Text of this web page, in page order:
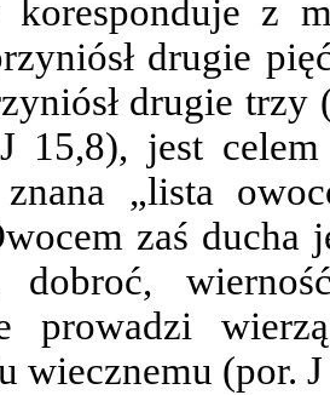
z
drugie
drugie trzy
15,8), jest
znana „lista
zaś ducha
dobroć,
prowadzi
wiecznemu (por.